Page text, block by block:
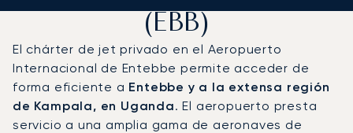
(EBB)
El chárter de jet privado en el Aeropuerto
Internacional de Entebbe permite acceder de
forma eficiente a Entebbe y a la extensa región
de Kampala, en Uganda. El aeropuerto presta
servicio a una amplia gama de aeronaves de